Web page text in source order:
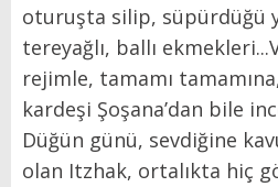
oturuşta silip, süpürdüğü
tereyağlı, ballı
rejimle, tamamı
kardeşi Şoşana’dan bile
Düğün günü, sevdiğine
olan Itzhak, ortalıkta hiç